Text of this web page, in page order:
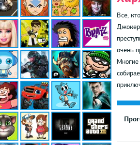
Все,
очень
Многие